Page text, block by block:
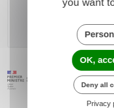
Accéder
Agence nationale des
OK,
Deny all
Privacy